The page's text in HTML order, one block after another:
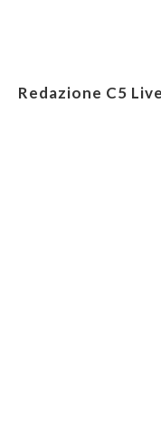
Redazione C5 Live